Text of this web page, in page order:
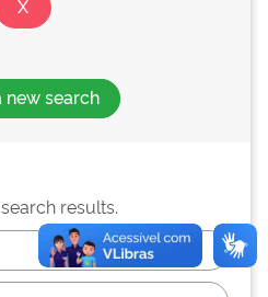
new search
results.